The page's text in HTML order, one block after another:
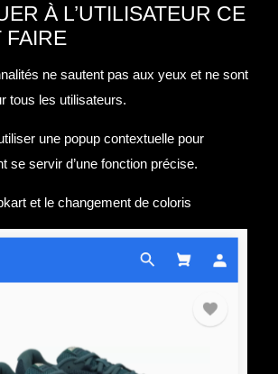
À L’UTILISATEUR CE
FAIRE
ne sautent pas aux yeux et ne sont
tous les utilisateurs.
une popup contextuelle pour
se servir d’une fonction précise.
et le changement de coloris